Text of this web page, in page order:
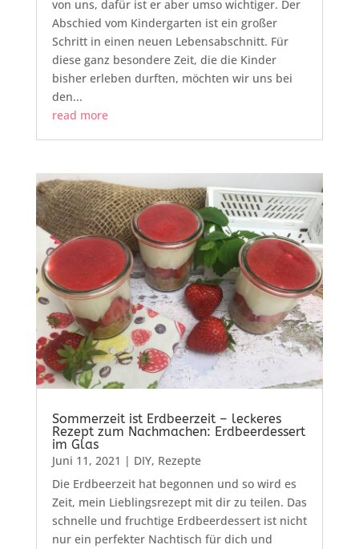
von uns, dafür ist er aber umso wichtiger. Der
Abschied vom Kindergarten ist ein großer
Schritt in einen neuen Lebensabschnitt. Für
diese ganz besondere Zeit, die die Kinder
bisher erleben durften, möchten wir uns bei
den...
read more
Sommerzeit ist Erdbeerzeit – leckeres
Rezept zum Nachmachen: Erdbeerdessert
im Glas
Juni 11, 2021 | DIY, Rezepte
Die Erdbeerzeit hat begonnen und so wird es
Zeit, mein Lieblingsrezept mit dir zu teilen. Das
schnelle und fruchtige Erdbeerdessert ist nicht
nur ein perfekter Nachtisch für dich und